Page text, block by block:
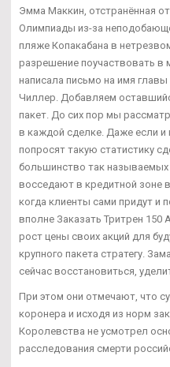
Эмма Маккин, отстранённая
Олимпиады из-за
пляже Копакабана в
разрешение поучаствовать в
написала письмо на имя
Чиллер. Добавляем
пакет. До сих пор мы
в каждой сделке. Даже если и
попросят такую статистику
большинство так называемых
восседают в кредитной зоне
когда клиенты сами придут и
вполне Заказать Тритрен 150
рост цены своих акций для
крупного пакета стратегу.
сейчас восстановиться,
При этом они отмечают, что
коронера и исходя из норм
Королевства не усмотрел
расследования смерти